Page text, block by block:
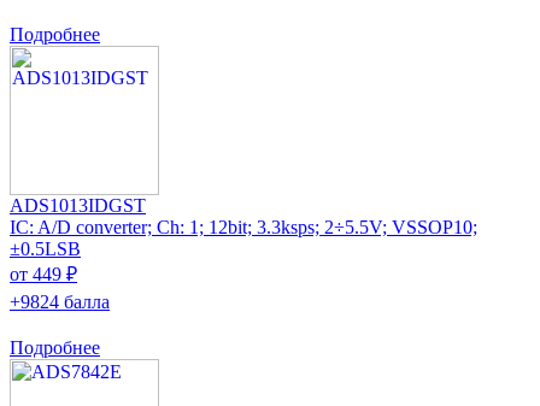
Подробнее
ADS1013IDGST
IC: A/D converter; Ch: 1; 12bit; 3.3ksps; 2÷5.5V; VSSOP10;
±0.5LSB
от 449 ₽
+9824 балла
Подробнее